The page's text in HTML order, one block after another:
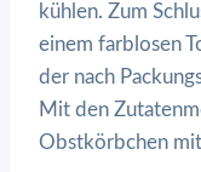
kühlen. Zum
einem farblosen
der nach
Mit den
Obstkörbchen